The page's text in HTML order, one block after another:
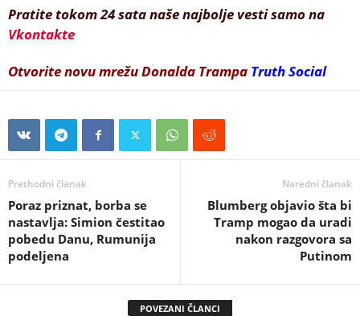
Pratite tokom 24 sata naše najbolje vesti samo na
Vkontakte
Otvorite novu mrežu Donalda Trampa Truth Social
Prethodni članak
Poraz priznat, borba se
nastavlja: Simion čestitao
pobedu Danu, Rumunija
podeljena
Naredni članak
Blumberg objavio šta bi
Tramp mogao da uradi
nakon razgovora sa
Putinom
POVEZANI ČLANCI